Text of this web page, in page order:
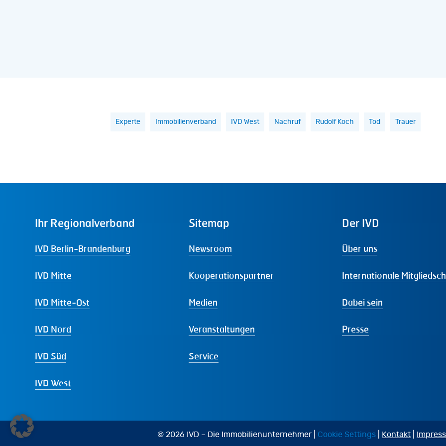
Experte Immobilienverband IVD West Nachruf Rudolf Koch Tod Trauer
Ihr Regionalverband
IVD Berlin-Brandenburg
IVD Mitte
IVD Mitte-Ost
IVD Nord
IVD Süd
IVD West
Sitemap
Newsroom
Kooperationspartner
Medien
Veranstaltungen
Service
Der IVD
Über uns
Internationale
Dabei sein
Presse
© 2026 IVD – Die Immobilienunternehmer | Cookie Settings Kontakt